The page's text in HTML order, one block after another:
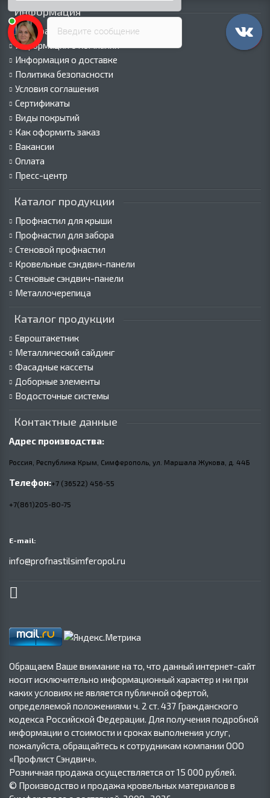
Информация
Палитра RAL
Информация о компании
Информация о доставке
Политика безопасности
Условия соглашения
Сертификаты
Виды покрытий
Как оформить заказ
Вакансии
Оплата
Пресс-центр
Каталог продукции
Профнастил для крыши
Профнастил для забора
Стеновой профнастил
Кровельные сэндвич-панели
Стеновые сэндвич-панели
Металлочерепица
Каталог продукции
Евроштакетник
Металлический сайдинг
Фасадные кассеты
Доборные элементы
Водосточные системы
Контактные данные
Адрес производства:
Россия, Республика Крым, Симферополь, ул. Маршала Жукова, д. 44Б
Телефон:+7 (36522) 456-55
+7(861)205-80-75
E-mail:
info@profnastilsimferopol.ru
Обращаем Ваше внимание на то, что данный интернет-сайт
носит исключительно информационный характер и ни при
каких условиях не является публичной офертой,
определяемой положениями ч. 2 ст. 437 Гражданского
кодекса Российской Федерации. Для получения подробной
информации о стоимости и сроках выполнения услуг,
пожалуйста, обращайтесь к сотрудникам компании ООО
«Профлист Сэндвич».
Розничная продажа осуществляется от 15 000 рублей.
© Производство и продажа кровельных материалов в
Введите сообщение